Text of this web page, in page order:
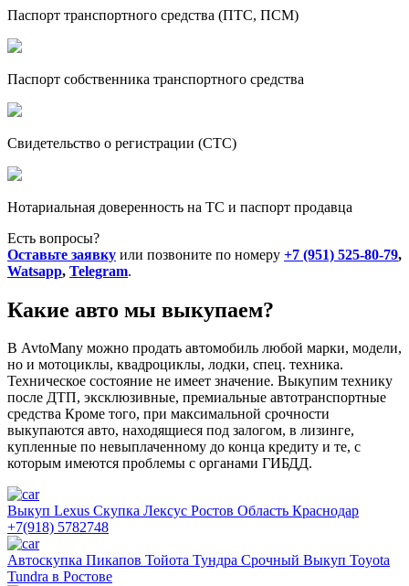
Паспорт транспортного средства (ПТС, ПСМ)
Паспорт собственника транспортного средства
Свидетельство о регистрации (СТС)
Нотариальная доверенность на ТС и паспорт продавца
Есть вопросы?
Оставьте заявку или позвоните по номеру +7 (951) 525-80-79,
Watsapp, Telegram.
Какие авто мы выкупаем?
В AvtoMany можно продать автомобиль любой марки, модели,
но и мотоциклы, квадроциклы, лодки, спец. техника.
Техническое состояние не имеет значение. Выкупим технику
после ДТП, эксклюзивные, премиальные автотранспортные
средства Кроме того, при максимальной срочности
выкупаются авто, находящиеся под залогом, в лизинге,
купленные по невыплаченному до конца кредиту и те, с
которым имеются проблемы с органами ГИБДД.
Выкуп Lexus Скупка Лексус Ростов Область Краснодар
+7(918) 5782748
Автоскупка Пикапов Тойота Тундра Срочный Выкуп Toyota
Tundra в Ростове